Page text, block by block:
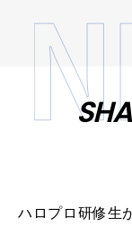
ハロプロ研修生